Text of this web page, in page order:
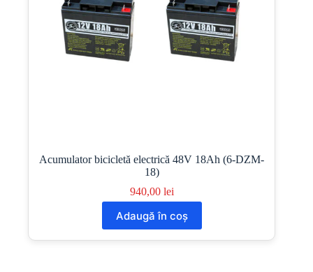
Acumulator bicicletă electrică 48V 18Ah (6-DZM-
18)
940,00 lei
Adaugă în coș